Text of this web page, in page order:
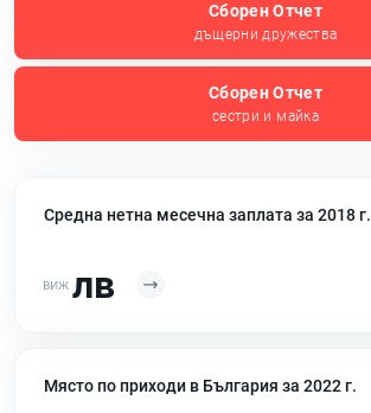
Сборен Отчет
дъщерни дружества
Сборен Отчет
сестри и майка
Средна нетна месечна заплата за 2018 г.
лв
Място по приходи в България за 2022 г.